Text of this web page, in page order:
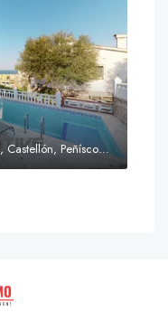
C. Guatemala, 6, 12598 Peñíscola, Castellón, Peñíscola, Communauté valencienne